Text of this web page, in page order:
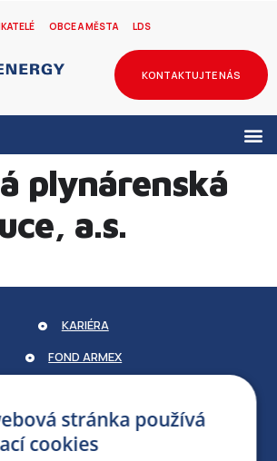
OBCE A MĚSTA LDS
KONTAKTUJTE NÁS
plynárenská
a.s.
KARIÉRA
FOND ARMEX
PARTNERSKÝ PORTÁL
PRO MÉDIA
stránka používá
cookies